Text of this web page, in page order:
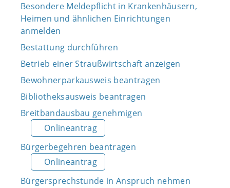
Besondere Meldepflicht in Krankenhäusern,
Heimen und ähnlichen Einrichtungen
anmelden
Bestattung durchführen
Betrieb einer Straußwirtschaft anzeigen
Bewohnerparkausweis beantragen
Bibliotheksausweis beantragen
Breitbandausbau genehmigen
Onlineantrag
Bürgerbegehren beantragen
Onlineantrag
Bürgersprechstunde in Anspruch nehmen